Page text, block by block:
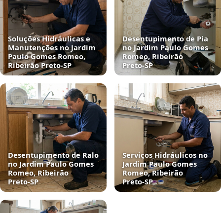
Soluções Hidráulicas e
Manutenções no Jardim
Paulo Gomes Romeo,
Ribeirão Preto‑SP
Desentupimento de Pia
no Jardim Paulo Gomes
Romeo, Ribeirão
Preto‑SP
Desentupimento de Ralo
no Jardim Paulo Gomes
Romeo, Ribeirão
Preto‑SP
Serviços Hidráulicos no
Jardim Paulo Gomes
Romeo, Ribeirão
Preto‑SP